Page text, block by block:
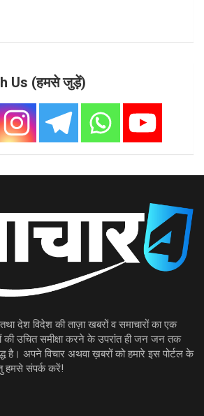
Us (हमसे जुड़ें)
देश विदेश की ताज़ा खबरों व समाचारों का एक
की उचित समीक्षा करने के उपरांत ही जन जन तक
है। अपने विचार अथवा ख़बरों को हमारे इस पोर्टल के
हमसे संपर्क करें!